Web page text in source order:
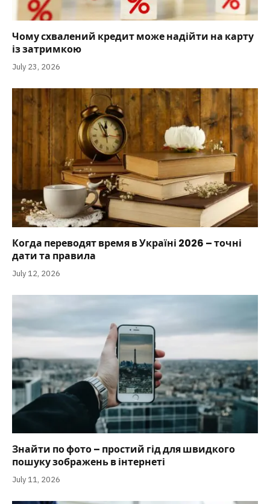
Чому схвалений кредит може надійти на карту
із затримкою
July 23, 2026
Когда переводят время в Україні 2026 – точні
дати та правила
July 12, 2026
Знайти по фото – простий гід для швидкого
пошуку зображень в інтернеті
July 11, 2026